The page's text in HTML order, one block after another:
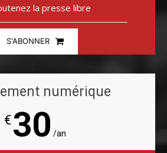
la presse libre
S'ABONNER
numérique
€30 /an